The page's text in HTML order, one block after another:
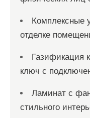
Комплексные
отделке
Газификация
ключ с
Ламинат с
стильного